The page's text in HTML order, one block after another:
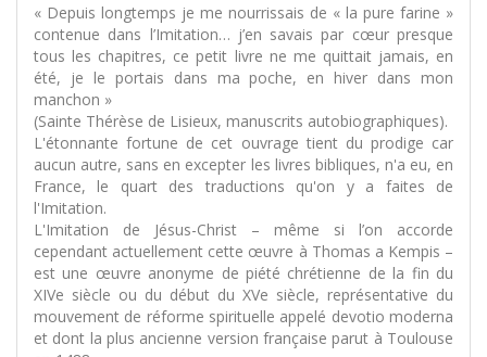
« Depuis longtemps je me nourrissais de « la pure farine »
contenue dans l’Imitation… j’en savais par cœur presque
tous les chapitres, ce petit livre ne me quittait jamais, en
été, je le portais dans ma poche, en hiver dans mon
manchon »
(Sainte Thérèse de Lisieux, manuscrits autobiographiques).
L'étonnante fortune de cet ouvrage tient du prodige car
aucun autre, sans en excepter les livres bibliques, n'a eu, en
France, le quart des traductions qu'on y a faites de
l'Imitation.
L'Imitation de Jésus-Christ – même si l’on accorde
cependant actuellement cette œuvre à Thomas a Kempis –
est une œuvre anonyme de piété chrétienne de la fin du
XIVe siècle ou du début du XVe siècle, représentative du
mouvement de réforme spirituelle appelé devotio moderna
et dont la plus ancienne version française parut à Toulouse